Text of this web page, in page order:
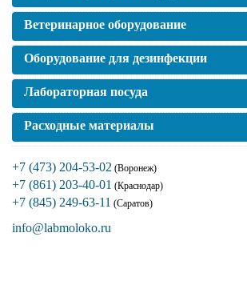
Ветеринарное оборудование
Оборудование для дезинфекции
Лабораторная посуда
Расходные материалы
+7 (473) 204-53-02 (Воронеж)
+7 (861) 203-40-01 (Краснодар)
+7 (845) 249-63-11 (Саратов)
info@labmoloko.ru